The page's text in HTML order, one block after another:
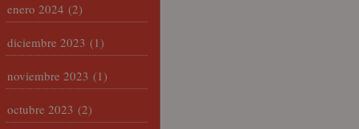
enero 2024 (2)
diciembre 2023 (1)
noviembre 2023 (1)
octubre 2023 (2)